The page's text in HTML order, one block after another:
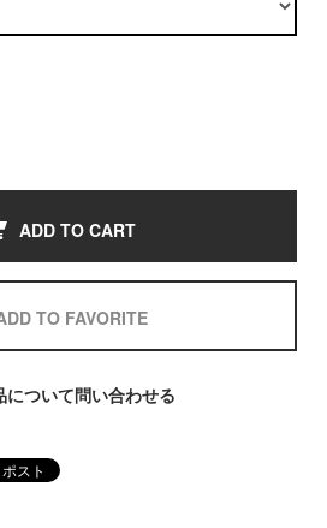
ADD TO CART
TO FAVORITE
について問い合わせる